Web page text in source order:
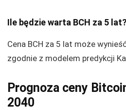
Ile będzie warta BCH za 5 lat?
Cena BCH za 5 lat może
zgodnie z modelem predykcji
Prognoza ceny
2040